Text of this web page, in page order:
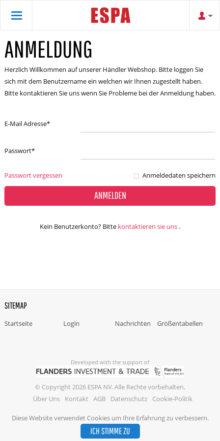
Diese Website verwendet Cookies um Ihre Erfahrung zu verbessern.
ICH STIMME ZU
ANMELDUNG
Herzlich Willkommen auf unserer Händler Webshop. Bitte loggen Sie
sich mit dem Benutzername ein welchen wir Ihnen zugestellt haben.
Bitte kontaktieren Sie uns wenn Sie Probleme bei der Anmeldung haben.
E-Mail Adresse*
Passwort*
Passwort vergessen Anmeldedaten speichern
ANMELDEN
Kein Benutzerkonto? Bitte kontaktieren sie uns .
SITEMAP
Startseite Login Nachrichten Größentabellen
Developed with the support of
© Copyright 2026 ESPA NV. Alle Rechte vorbehalten.
Über Uns
Kontakt AGB Datenschutz Cookie-Politik